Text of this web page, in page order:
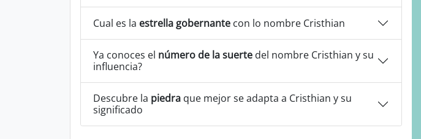
Cual es la estrella gobernante con lo nombre Cristhian
Ya conoces el número de la suerte del nombre Cristhian y su
influencia?
Descubre la piedra que mejor se adapta a Cristhian y su
significado